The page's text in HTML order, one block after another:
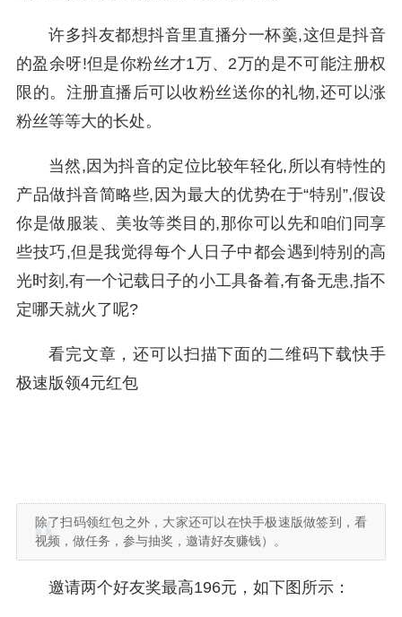
许多抖友都想抖音里直播分一杯羹,这但是抖音
的盈余呀!但是你粉丝才1万、2万的是不可能注册权
限的。注册直播后可以收粉丝送你的礼物,还可以涨
粉丝等等大的长处。
当然,因为抖音的定位比较年轻化,所以有特性的
产品做抖音简略些,因为最大的优势在于“特别”,假设
你是做服装、美妆等类目的,那你可以先和咱们同享
些技巧,但是我觉得每个人日子中都会遇到特别的高
光时刻,有一个记载日子的小工具备着,有备无患,指不
定哪天就火了呢?
看完文章，还可以扫描下面的二维码下载快手
极速版领4元红包
除了扫码领红包之外，大家还可以在快手极速版做签到，看
视频，做任务，参与抽奖，邀请好友赚钱）。
邀请两个好友奖最高196元，如下图所示：